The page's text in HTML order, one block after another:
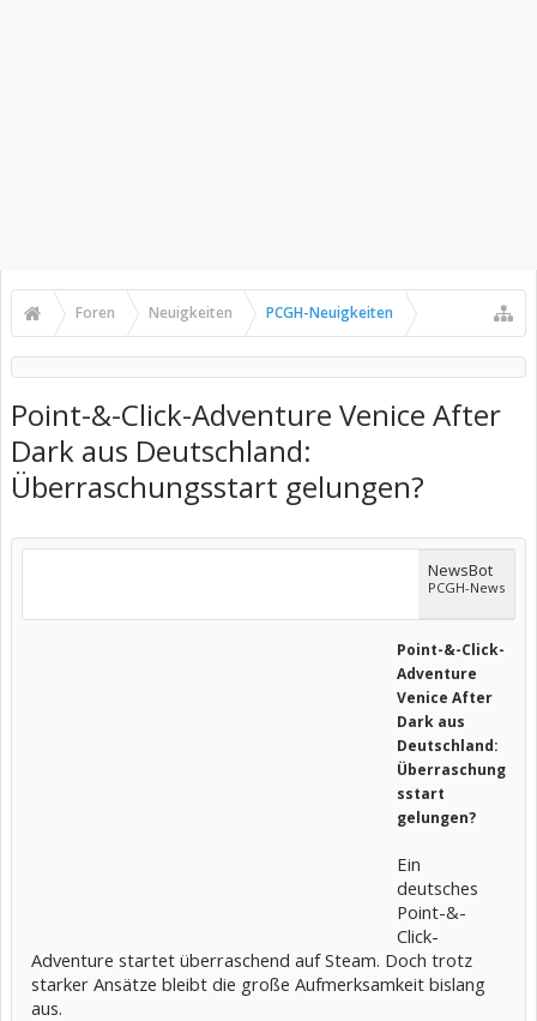
Foren Neuigkeiten PCGH-Neuigkeiten
Point-&-Click-Adventure Venice After
Dark aus Deutschland:
Überraschungsstart gelungen?
NewsBot
PCGH-News
Point-&-Click-
Adventure
Venice After
Dark aus
Deutschland:
Überraschung
sstart
gelungen?
Ein
deutsches
Point-&-
Click-
Adventure startet überraschend auf Steam. Doch trotz
starker Ansätze bleibt die große Aufmerksamkeit bislang
aus.